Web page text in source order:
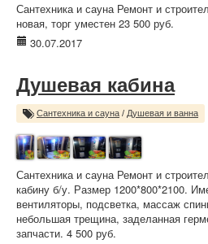
Сантехника и сауна Ремонт и
новая, торг уместен 23 500 руб.
30.07.2017
Душевая кабина
Сантехника и сауна / Душевая и ванна
Сантехника и сауна Ремонт и
кабину б/у. Размер 1200*800*2100.
вентиляторы, подсветка, массаж
небольшая трещина, заделанная
запчасти. 4 500 руб.